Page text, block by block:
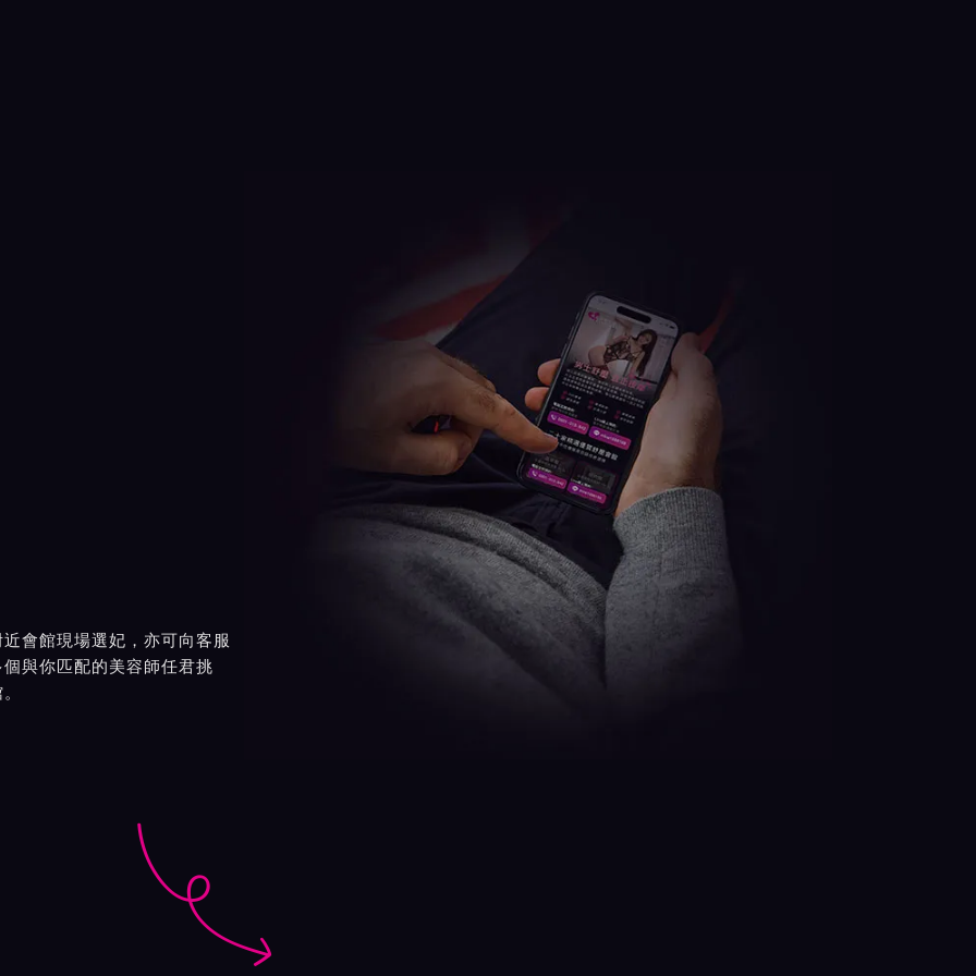
會館現場選妃，亦可向客服
與你匹配的美容師任君挑
